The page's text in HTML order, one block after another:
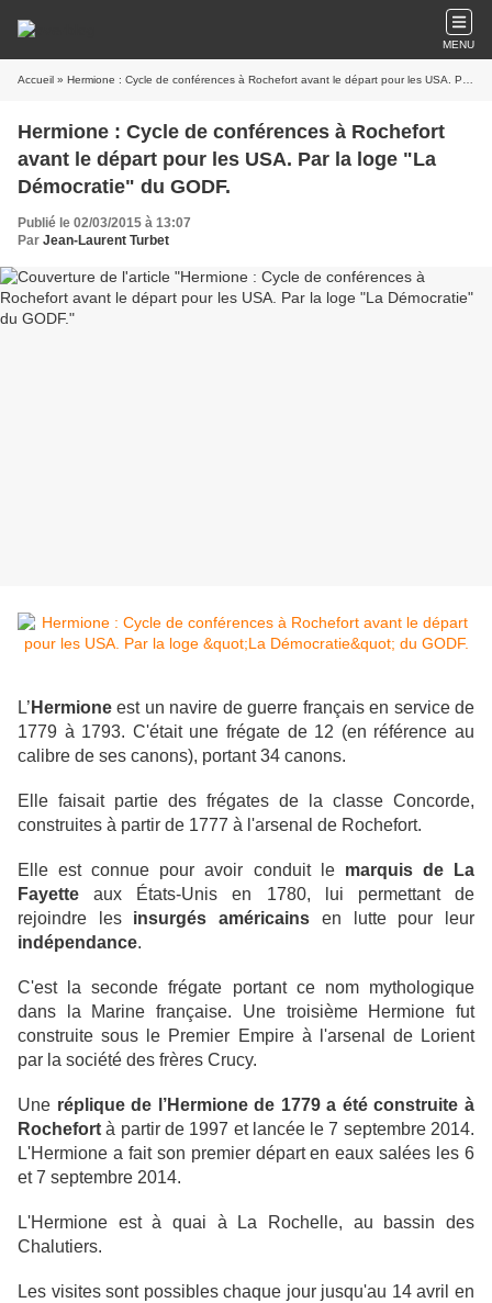
MENU
Accueil » Hermione : Cycle de conférences à Rochefort avant le départ pour les USA. Par la loge "La Démocratie" du GODF.
Hermione : Cycle de conférences à Rochefort
avant le départ pour les USA. Par la loge "La
Démocratie" du GODF.
Publié le 02/03/2015 à 13:07
Par Jean-Laurent Turbet
L’ Hermioneest un navire de guerre français en service de
1779 à 1793. C'était une frégate de 12 (en référence au
calibre de ses canons), portant 34 canons.
Elle faisait partie des frégates de la classe Concorde,
construites à partir de 1777 à l'arsenal de Rochefort.
Elle est connue pour avoir conduit le marquis de La
Fayette aux États-Unis en 1780, lui permettant de
rejoindre les insurgés américains en lutte pour leur
indépendance.
C'est la seconde frégate portant ce nom mythologique
dans la Marine française. Une troisième Hermione fut
construite sous le Premier Empire à l'arsenal de Lorient
par la société des frères Crucy.
Une réplique de l’Hermione de 1779 a été construite à
Rochefort à partir de 1997 et lancée le 7 septembre 2014.
L'Hermione a fait son premier départ en eaux salées les 6
et 7 septembre 2014.
L'Hermione est à quai à La Rochelle, au bassin des
Chalutiers.
Les visites sont possibles chaque jour jusqu'au 14 avril en